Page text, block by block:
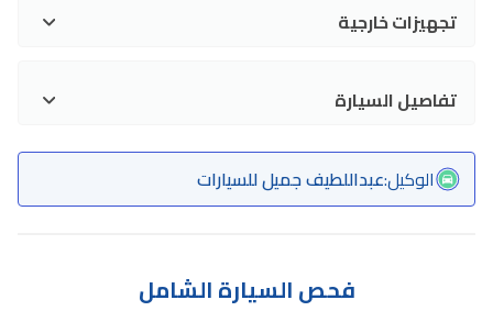
تجهيزات خارجية
تفاصيل السيارة
الوكيل:عبداللطيف جميل للسيارات
فحص السيارة الشامل